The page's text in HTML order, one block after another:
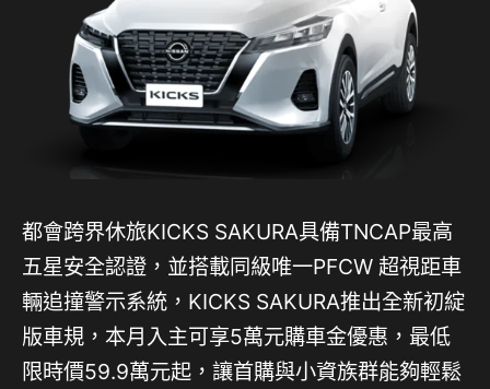
都會跨界休旅KICKS SAKURA具備TNCAP最高
五星安全認證，並搭載同級唯一PFCW 超視距車
輛追撞警示系統，KICKS SAKURA推出全新初綻
版車規，本月入主可享5萬元購車金優惠，最低
限時價59.9萬元起，讓首購與小資族群能夠輕鬆